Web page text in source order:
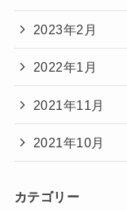
2023年2月
2022年1月
2021年11月
2021年10月
カテゴリー